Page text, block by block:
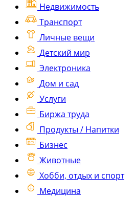
Недвижимость
Транспорт
Личные вещи
Детский мир
Электроника
Дом и сад
Услуги
Биржа труда
Продукты / Напитки
Бизнес
Животные
Хобби, отдых и спорт
Медицина